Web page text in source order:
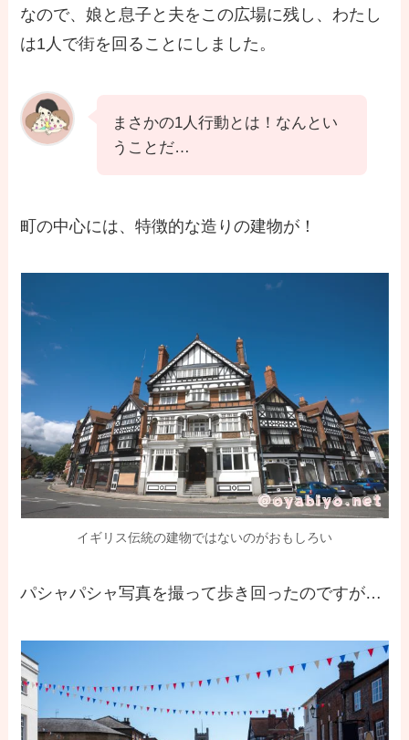
なので、娘と息子と夫をこの広場に残し、わたし
は1人で街を回ることにしました。
まさかの1人行動とは！なんとい
うことだ…
町の中心には、特徴的な造りの建物が！
イギリス伝統の建物ではないのがおもしろい
パシャパシャ写真を撮って歩き回ったのですが…